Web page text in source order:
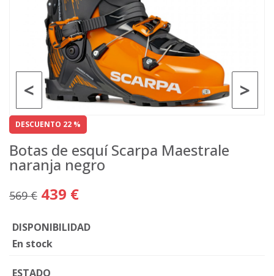
>
<
DESCUENTO 22 %
Botas de esquí Scarpa Maestrale
naranja negro
569 € 439 €
DISPONIBILIDAD
En stock
ESTADO